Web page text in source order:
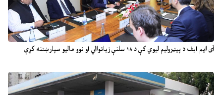
آی ایم ایف د پیټرولیم لیوي کې د ۱۸ سلنې زیاتوالي او نوو مالیو سپارښتنه کړې